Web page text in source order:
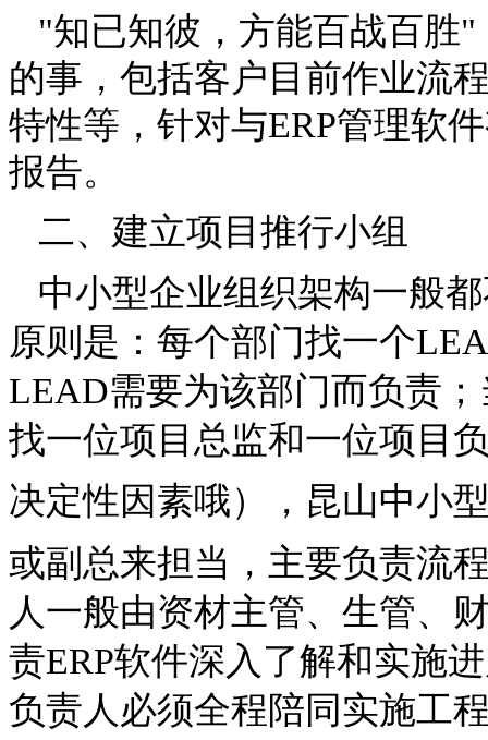
"知已知彼，方能百战百胜"
的事，包括客户目前作业流
特性等，针对与ERP管理软
报告。
二、建立项目推行小组
中小型企业组织架构一般
原则是：每个部门找一个
LEAD需要为该部门而负责
找一位项目总监和一位项目
决定性因素哦）， 昆山中小
或副总来担当，主要负责流
人一般由资材主管、生管、
责ERP软件深入了解和实施
负责人必须全程陪同实施工